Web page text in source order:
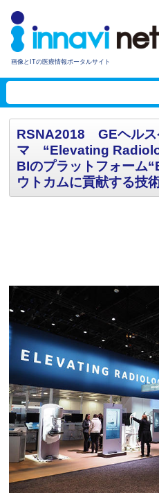
画像とITの医療情報ポータルサイト
RSNA2018 GEヘルス
マ “Elevating
BIのプラットフォーム
ウトカムに貢献する技